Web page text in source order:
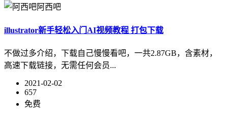
阿西吧
illustrator新手轻松入门AI视频教程 打包下载
不做过多介绍，下载自己慢慢看吧，一共2.87GB，含素材，
高速下载链接，无需任何会员...
2021-02-02
657
免费